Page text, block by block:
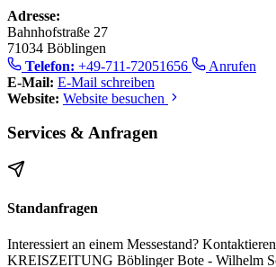
Adresse:
Bahnhofstraße 27
71034 Böblingen
Telefon: +49-711-72051656
Anrufen
E-Mail: E-Mail schreiben
Website: Website besuchen
Services & Anfragen
Standanfragen
Interessiert an einem Messestand?
KREISZEITUNG Böblinger Bote - Wilhelm